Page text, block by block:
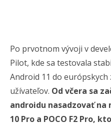
Po prvotnom vývoji v
Pilot, kde sa testovala
Android 11 do európskych
užívateľov. Od včera sa
androidu nasadzovať na
10 Pro a POCO F2 Pro,